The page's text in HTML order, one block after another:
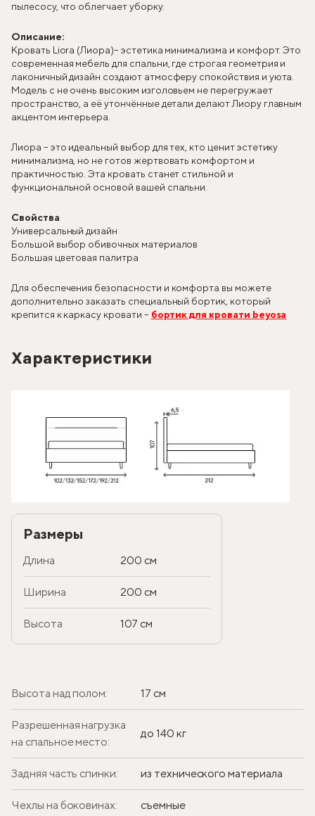
пылесосу, что облегчает уборку.
Описание:
Кровать Liora (Лиора)– эстетика минимализма и комфорт. Это
современная мебель для спальни, где строгая геометрия и
лаконичный дизайн создают атмосферу спокойствия и уюта.
Модель с не очень высоким изголовьем не перегружает
пространство, а её утончённые детали делают Лиору главным
акцентом интерьера.
Лиора – это идеальный выбор для тех, кто ценит эстетику
минимализма, но не готов жертвовать комфортом и
практичностью. Эта кровать станет стильной и
функциональной основой вашей спальни.
Свойства
Универсальный дизайн
Большой выбор обивочных материалов
Большая цветовая палитра
Для обеспечения безопасности и комфорта вы можете
дополнительно заказать специальный бортик, который
крепится к каркасу кровати – бортик для кровати beyosa
Характеристики
Размеры
Длина 200 см
Ширина 200 см
Высота 107 см
Высота над полом: 17 см
Разрешенная нагрузка
на спальное место:
до 140 кг
Задняя часть спинки: из технического материала
Чехлы на боковинах: съемные